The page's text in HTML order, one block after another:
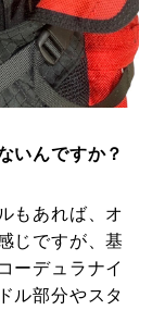
いんですか？
もあれば、オ
じですが、基
ーデュラナイ
ル部分やスタ